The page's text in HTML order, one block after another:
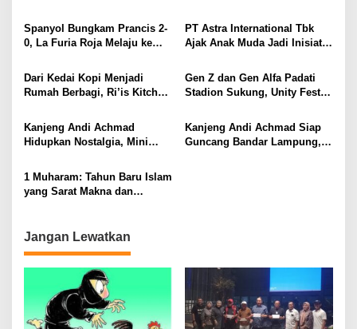
Kualitas
Spanyol Bungkam Prancis 2-
0, La Furia Roja Melaju ke
PT Astra International Tbk
Ajak Anak Muda Jadi Inisiator
Indonesia Awards 2026 di
Young On Top National
Conference
Dari Kedai Kopi Menjadi
Rumah Berbagi, Ri’is Kitchen
Empat Hari Sepekan
Gen Z dan Gen Alfa Padati
Stadion Sukung, Unity Fest
Lampung Utara
Kanjeng Andi Achmad
Hidupkan Nostalgia, Mini
Ajang Silaturahmi Lintas
Generasi
Kanjeng Andi Achmad Siap
Guncang Bandar Lampung,
1 Muharam: Tahun Baru Islam
yang Sarat Makna dan
Jangan Lewatkan